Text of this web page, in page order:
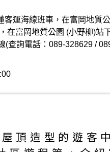
運海線班車，在富岡地質
在富岡地質公園 (小野柳)站
(查詢電話：089-328629 /
頂造型的遊客